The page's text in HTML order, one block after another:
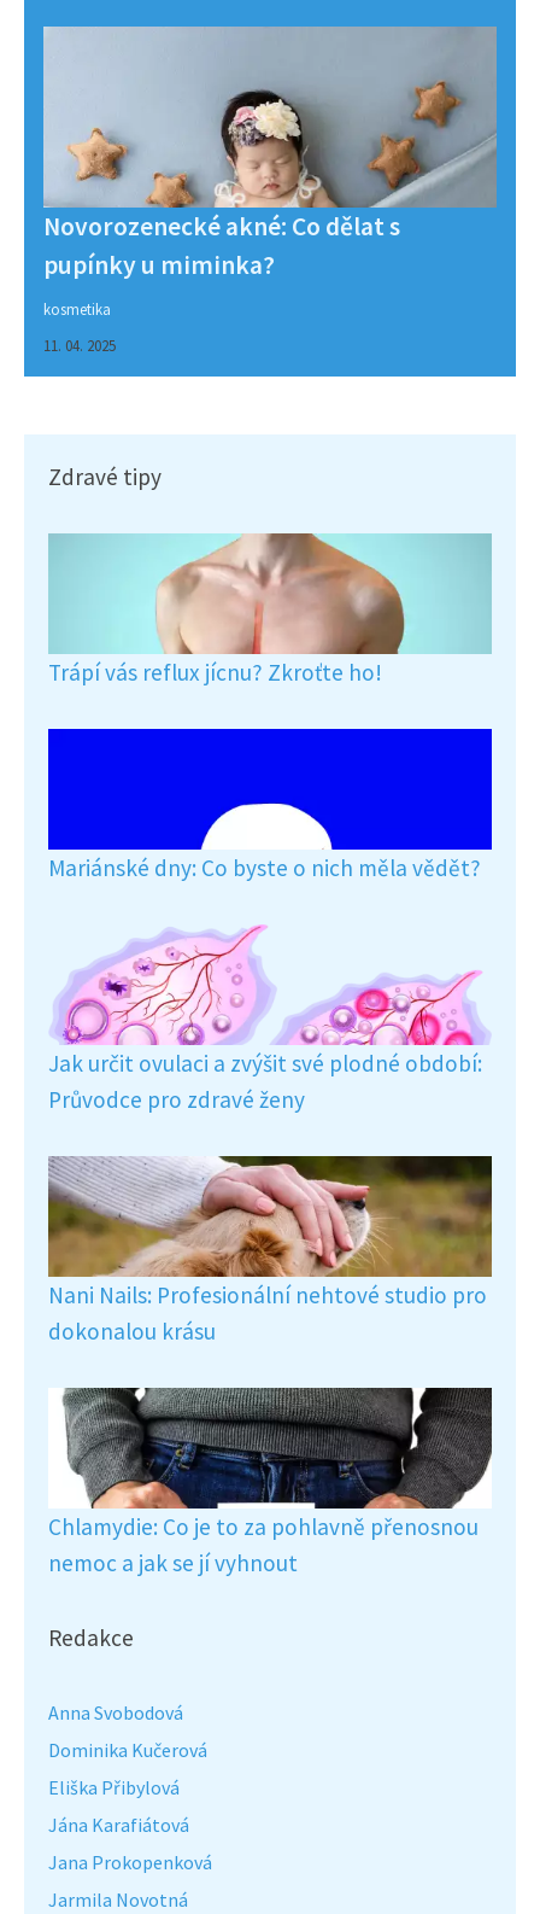
Novorozenecké akné: Co dělat s
pupínky u miminka?
kosmetika
11. 04. 2025
Zdravé tipy
Trápí vás reflux jícnu? Zkroťte ho!
Mariánské dny: Co byste o nich měla vědět?
Jak určit ovulaci a zvýšit své plodné období:
Průvodce pro zdravé ženy
Nani Nails: Profesionální nehtové studio pro
dokonalou krásu
Chlamydie: Co je to za pohlavně přenosnou
nemoc a jak se jí vyhnout
Redakce
Anna Svobodová
Dominika Kučerová
Eliška Přibylová
Jána Karafiátová
Jana Prokopenková
Jarmila Novotná